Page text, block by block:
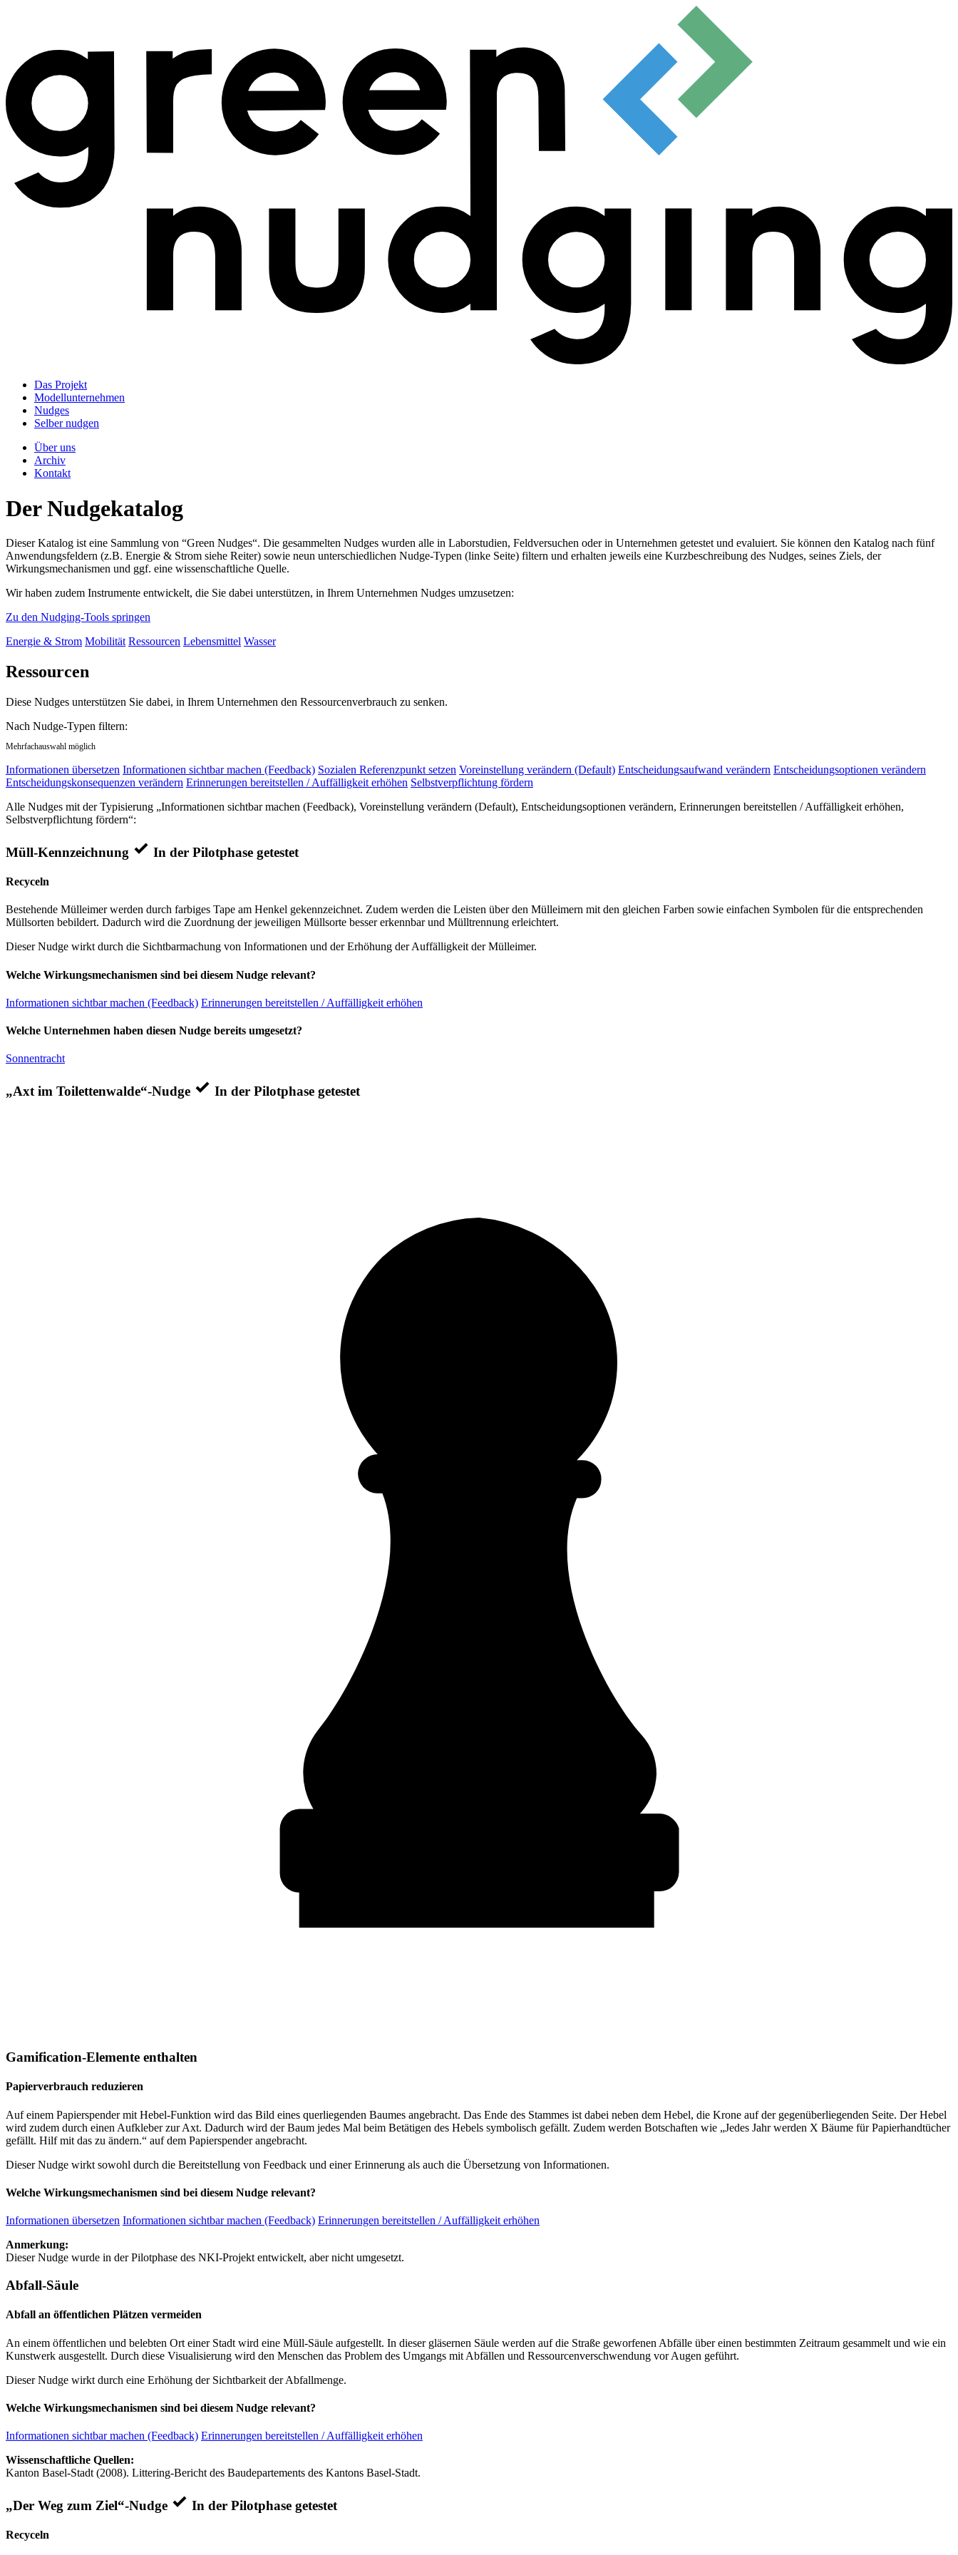
Das Projekt
Modellunternehmen
Nudges
Selber nudgen
Über uns
Archiv
Kontakt
Der Nudgekatalog
Dieser Katalog ist eine Sammlung von “Green Nudges“. Die gesammelten Nudges wurden alle in Laborstudien, Feldversuchen oder in Unternehmen getestet und evaluiert. Sie können den Katalog nach fünf
Anwendungsfeldern (z.B. Energie & Strom siehe Reiter) sowie neun unterschiedlichen Nudge-Typen (linke Seite) filtern und erhalten jeweils eine Kurzbeschreibung des Nudges, seines Ziels, der
Wirkungsmechanismen und ggf. eine wissenschaftliche Quelle.
Wir haben zudem Instrumente entwickelt, die Sie dabei unterstützen, in Ihrem Unternehmen Nudges umzusetzen:
Zu den Nudging-Tools springen
Energie & Strom Mobilität Ressourcen Lebensmittel Wasser
Ressourcen
Diese Nudges unterstützen Sie dabei, in Ihrem Unternehmen den Ressourcenverbrauch zu senken.
Nach Nudge-Typen filtern:
Mehrfachauswahl möglich
Informationen übersetzen Informationen sichtbar machen (Feedback) Sozialen Referenzpunkt setzen Voreinstellung verändern (Default) Entscheidungsaufwand verändern Entscheidungsoptionen verändern
Entscheidungskonsequenzen verändern Erinnerungen bereitstellen / Auffälligkeit erhöhen Selbstverpflichtung fördern
Alle Nudges mit der Typisierung „Informationen sichtbar machen (Feedback), Voreinstellung verändern (Default), Entscheidungsoptionen verändern, Erinnerungen bereitstellen / Auffälligkeit erhöhen,
Selbstverpflichtung fördern“:
Müll-Kennzeichnung In der Pilotphase getestet
Recyceln
Bestehende Mülleimer werden durch farbiges Tape am Henkel gekennzeichnet. Zudem werden die Leisten über den Mülleimern mit den gleichen Farben sowie einfachen Symbolen für die entsprechenden
Müllsorten bebildert. Dadurch wird die Zuordnung der jeweiligen Müllsorte besser erkennbar und Mülltrennung erleichtert.
Dieser Nudge wirkt durch die Sichtbarmachung von Informationen und der Erhöhung der Auffälligkeit der Mülleimer.
Welche Wirkungsmechanismen sind bei diesem Nudge relevant?
Informationen sichtbar machen (Feedback) Erinnerungen bereitstellen / Auffälligkeit erhöhen
Welche Unternehmen haben diesen Nudge bereits umgesetzt?
Sonnentracht
„Axt im Toilettenwalde“-Nudge In der Pilotphase getestet
Gamification-Elemente enthalten
Papierverbrauch reduzieren
Auf einem Papierspender mit Hebel-Funktion wird das Bild eines querliegenden Baumes angebracht. Das Ende des Stammes ist dabei neben dem Hebel, die Krone auf der gegenüberliegenden Seite. Der Hebel
wird zudem durch einen Aufkleber zur Axt. Dadurch wird der Baum jedes Mal beim Betätigen des Hebels symbolisch gefällt. Zudem werden Botschaften wie „Jedes Jahr werden X Bäume für Papierhandtücher
gefällt. Hilf mit das zu ändern.“ auf dem Papierspender angebracht.
Dieser Nudge wirkt sowohl durch die Bereitstellung von Feedback und einer Erinnerung als auch die Übersetzung von Informationen.
Welche Wirkungsmechanismen sind bei diesem Nudge relevant?
Informationen übersetzen Informationen sichtbar machen (Feedback) Erinnerungen bereitstellen / Auffälligkeit erhöhen
Anmerkung:
Dieser Nudge wurde in der Pilotphase des NKI-Projekt entwickelt, aber nicht umgesetzt.
Abfall-Säule
Abfall an öffentlichen Plätzen vermeiden
An einem öffentlichen und belebten Ort einer Stadt wird eine Müll-Säule aufgestellt. In dieser gläsernen Säule werden auf die Straße geworfenen Abfälle über einen bestimmten Zeitraum gesammelt und wie ein
Kunstwerk ausgestellt. Durch diese Visualisierung wird den Menschen das Problem des Umgangs mit Abfällen und Ressourcenverschwendung vor Augen geführt.
Dieser Nudge wirkt durch eine Erhöhung der Sichtbarkeit der Abfallmenge.
Welche Wirkungsmechanismen sind bei diesem Nudge relevant?
Informationen sichtbar machen (Feedback) Erinnerungen bereitstellen / Auffälligkeit erhöhen
Wissenschaftliche Quellen:
Kanton Basel-Stadt (2008). Littering-Bericht des Baudepartements des Kantons Basel-Stadt.
„Der Weg zum Ziel“-Nudge In der Pilotphase getestet
Recyceln